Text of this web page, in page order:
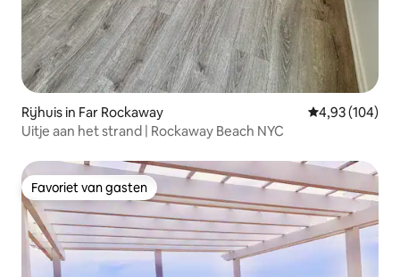
Rijhuis in Far Rockaway Gemiddelde
4,93 (104)
Uitje aan het strand | Rockaway Beach NYC
Favoriet van gasten
Favoriet van gasten